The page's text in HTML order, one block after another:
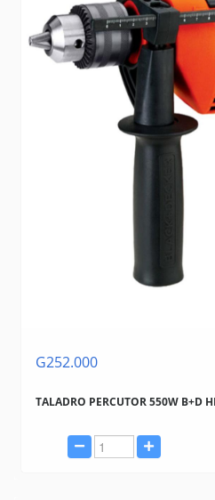
G252.000
TALADRO PERCUTOR 550W B+D